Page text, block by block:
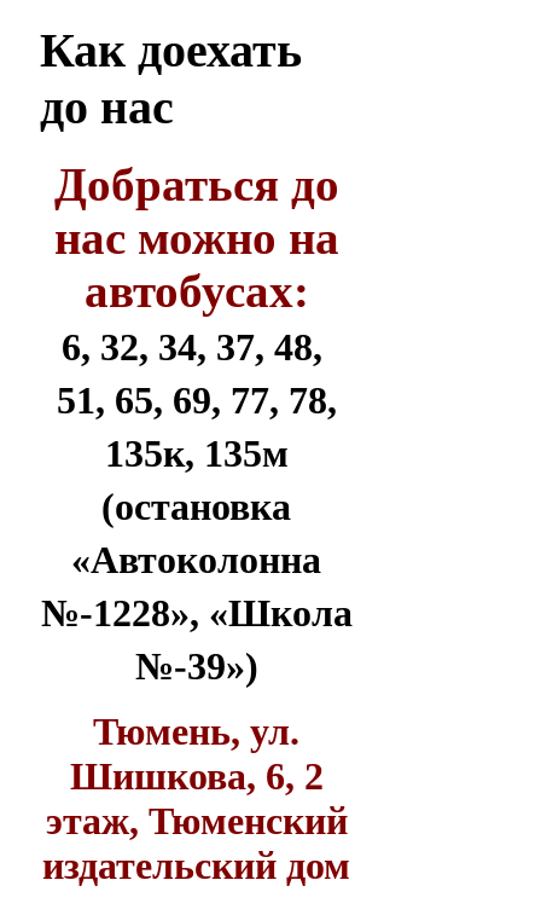
Как доехать
до нас
Добраться до
нас можно на
автобусах:
6, 32, 34, 37, 48,
51, 65, 69, 77, 78,
135к, 135м
(остановка
«Автоколонна
№-1228», «Школа
№-39»)
Тюмень, ул.
Шишкова, 6, 2
этаж, Тюменский
издательский дом